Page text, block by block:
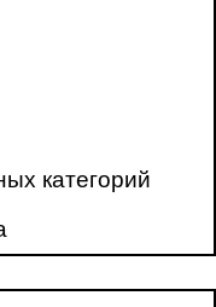
категорий